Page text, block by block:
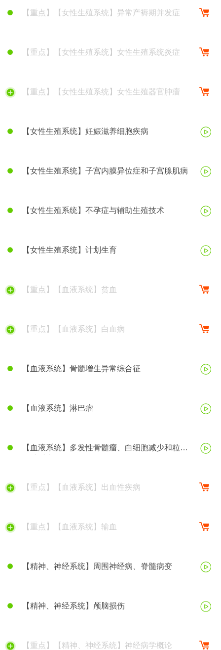
【重点】【女性生殖系统】异常产褥期并发症
【重点】【女性生殖系统】女性生殖系统炎症
【重点】【女性生殖系统】女性生殖器官肿瘤
【女性生殖系统】妊娠滋养细胞疾病
【女性生殖系统】子宫内膜异位症和子宫腺肌病
【女性生殖系统】不孕症与辅助生殖技术
【女性生殖系统】计划生育
【重点】【血液系统】贫血
【重点】【血液系统】白血病
【血液系统】骨髓增生异常综合征
【血液系统】淋巴瘤
【血液系统】多发性骨髓瘤、白细胞减少和粒细
【重点】【血液系统】出血性疾病
【重点】【血液系统】输血
【精神、神经系统】周围神经病、脊髓病变
【精神、神经系统】颅脑损伤
【重点】【精神、神经系统】神经病学概论